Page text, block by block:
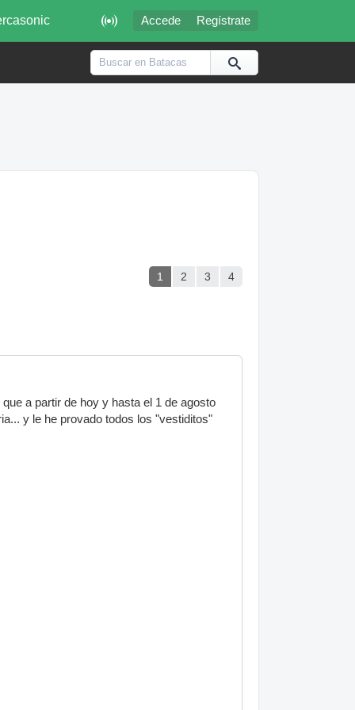
 Accede Regístrate
1 2 3 4
a partir de hoy y hasta el 1 de agosto
y le he provado todos los "vestiditos"